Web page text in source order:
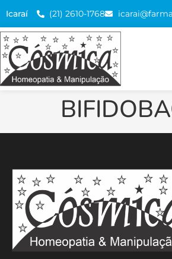
Icaraí (21) 2610-1768